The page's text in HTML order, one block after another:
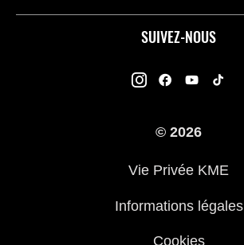
SUIVEZ-NOUS
Concessionnaires
Kawasaki Road Assistance
Questions Fréquemment Posées
© 2026
Vie Privée KME
Informations légales
Cookies